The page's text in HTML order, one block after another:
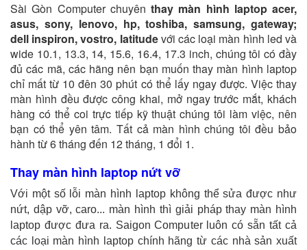
Sài Gòn Computer chuyên thay màn hình laptop acer,
asus, sony, lenovo, hp, toshiba, samsung, gateway;
dell inspiron, vostro, latitudevới các loại màn hình led và
wide 10.1, 13.3, 14, 15.6, 16.4, 17.3 inch, chúng tôi có đầy
đủ các mã, các hãng nên bạn muốn thay màn hình laptop
chỉ mất từ 10 đên 30 phút có thể lấy ngay được. Việc thay
màn hình đều được công khai, mở ngay trước mắt, khách
hàng có thể coi trực tiếp kỹ thuật chúng tôi làm việc, nên
bạn có thể yên tâm. Tất cả màn hình chúng tôi đều bảo
hành từ 6 tháng đến 12 tháng, 1 đổi 1.
Thay màn hình laptop nứt vỡ
Với một số lỗi màn hình laptop không thể sửa được như
nứt, dập vỡ, caro... màn hình thì giải pháp thay màn hình
laptop được đưa ra. Saigon Computer luôn có sẵn tất cả
các loại màn hình laptop chính hãng từ các nhà sản xuất